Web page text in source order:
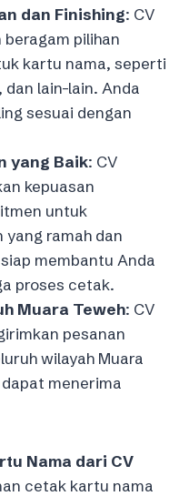
dan Finishing: CV
pilihan
kartu nama, seperti
lain-lain. Anda
sesuai dengan
yang Baik: CV
kepuasan
untuk
yang ramah dan
membantu Anda
proses cetak.
Muara Teweh: CV
pesanan
wilayah Muara
menerima
Nama dari CV
cetak kartu nama